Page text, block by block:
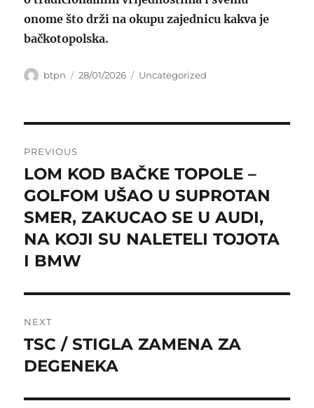
onome što drži na okupu zajednicu kakva je
bačkotopolska.
Author
btpn
Posted
28/01/2026 Categories
Uncategorized
navigation
PREVIOUS
Previous
post:
LOM KOD BAČKE TOPOLE –
GOLFOM UŠAO U SUPROTAN
SMER, ZAKUCAO SE U AUDI,
NA KOJI SU NALETELI TOJOTA
I BMW
NEXT
Next
post:
TSC / STIGLA ZAMENA ZA
DEGENEKA